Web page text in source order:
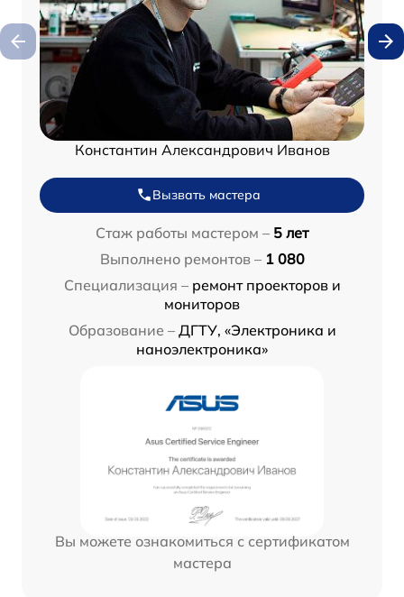
Константин Александрович Иванов
Вызвать мастера
Стаж работы мастером – 5 лет
Выполнено ремонтов – 1 080
Специализация – ремонт проекторов и
мониторов
Образование – ДГТУ, «Электроника и
наноэлектроника»
Вы можете ознакомиться с сертификатом
мастера